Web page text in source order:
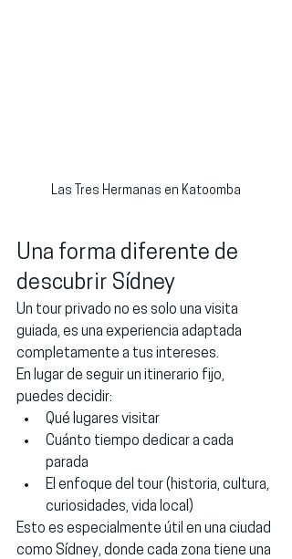
Las Tres Hermanas en Katoomba
Una forma diferente de
descubrir Sídney
Un tour privado no es solo una visita
guiada, es una experiencia adaptada
completamente a tus intereses.
En lugar de seguir un itinerario fijo,
puedes decidir:
Qué lugares visitar
Cuánto tiempo dedicar a cada
parada
El enfoque del tour (historia, cultura,
curiosidades, vida local)
Esto es especialmente útil en una ciudad
como Sídney, donde cada zona tiene una